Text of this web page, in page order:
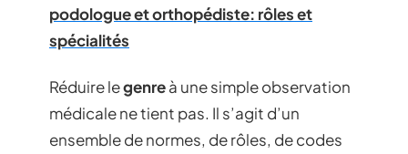
podologue et orthopédiste: rôles et
spécialités
Réduire legenreà une simple observation
médicale ne tient pas. Il s’agit d’un
ensemble de normes, de rôles, de codes